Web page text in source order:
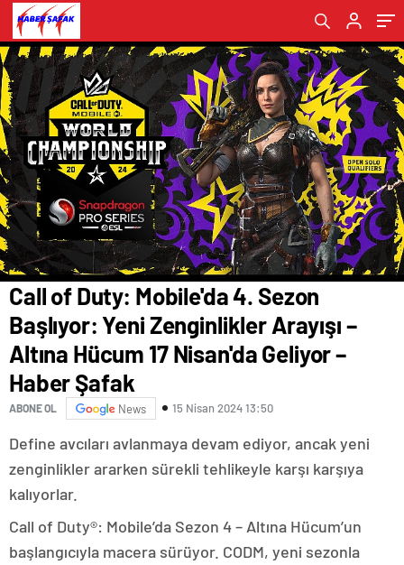
Nisan'da Geliyor – Haber Şafak
Call of Duty: Mobile'da 4. Sezon
Başlıyor: Yeni Zenginlikler Arayışı –
Altına Hücum 17 Nisan'da Geliyor –
Haber Şafak
ABONE OL News 15 Nisan 2024 13:50
Define avcıları avlanmaya devam ediyor, ancak yeni
zenginlikler ararken sürekli tehlikeyle karşı karşıya
kalıyorlar.
Call of Duty®: Mobile’da Sezon 4 – Altına Hücum’un
başlangıcıyla macera sürüyor. CODM, yeni sezonla
Şafak